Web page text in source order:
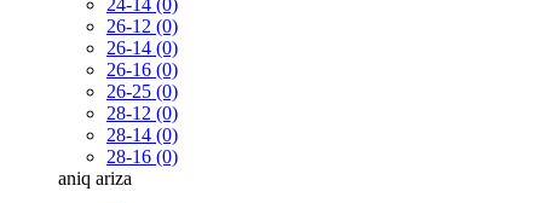
26-12 (0)
26-14 (0)
26-16 (0)
26-25 (0)
28-12 (0)
28-14 (0)
28-16 (0)
aniq ariza